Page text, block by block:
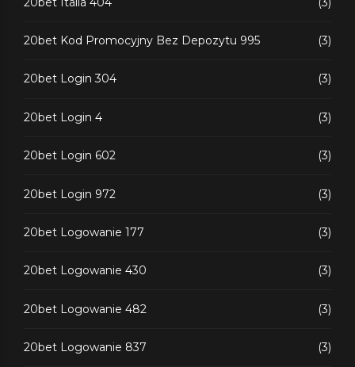
20bet Kod Promocyjny Bez Depozytu 995 (3)
20bet Login 304 (3)
20bet Login 4 (3)
20bet Login 602 (3)
20bet Login 972 (3)
20bet Logowanie 177 (3)
20bet Logowanie 430 (3)
20bet Logowanie 482 (3)
20bet Logowanie 837 (3)